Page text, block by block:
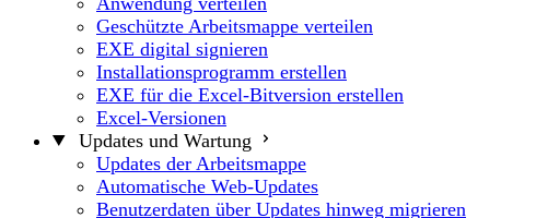
Geschützte Arbeitsmappe verteilen
EXE digital signieren
Installationsprogramm erstellen
EXE für die Excel-Bitversion erstellen
Excel-Versionen
Updates und Wartung
Updates der Arbeitsmappe
Automatische Web-Updates
Benutzerdaten über Updates hinweg migrieren